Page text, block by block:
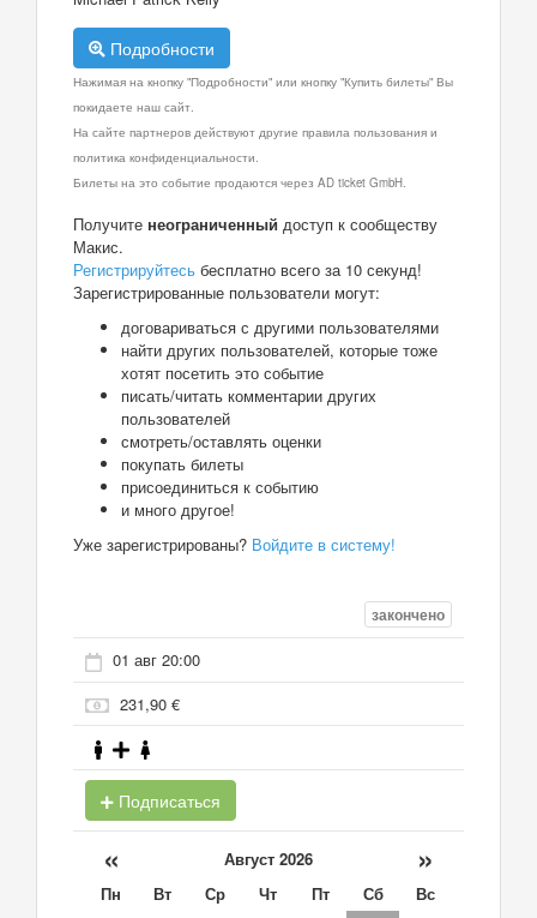
Подробности
Нажимая на кнопку "Подробности" или кнопку "Купить билеты" Вы
покидаете наш сайт.
На сайте партнеров действуют другие правила пользования и
политика конфиденциальности.
Билеты на это событие продаются через AD ticket GmbH.
Получите неограниченный доступ к сообществу
Макис.
Регистрируйтесь бесплатно всего за 10 секунд!
Зарегистрированные пользователи могут:
договариваться с другими пользователями
найти других пользователей, которые тоже
хотят посетить это событие
писать/читать комментарии других
пользователей
смотреть/оставлять оценки
покупать билеты
присоединиться к событию
и много другое!
Уже зарегистрированы? Войдите в систему!
закончено
01 авг 20:00
231,90 €
Подписаться
« Август 2026 »
Пн Вт Ср Чт Пт Сб
Вс